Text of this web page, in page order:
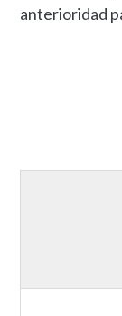
anterioridad